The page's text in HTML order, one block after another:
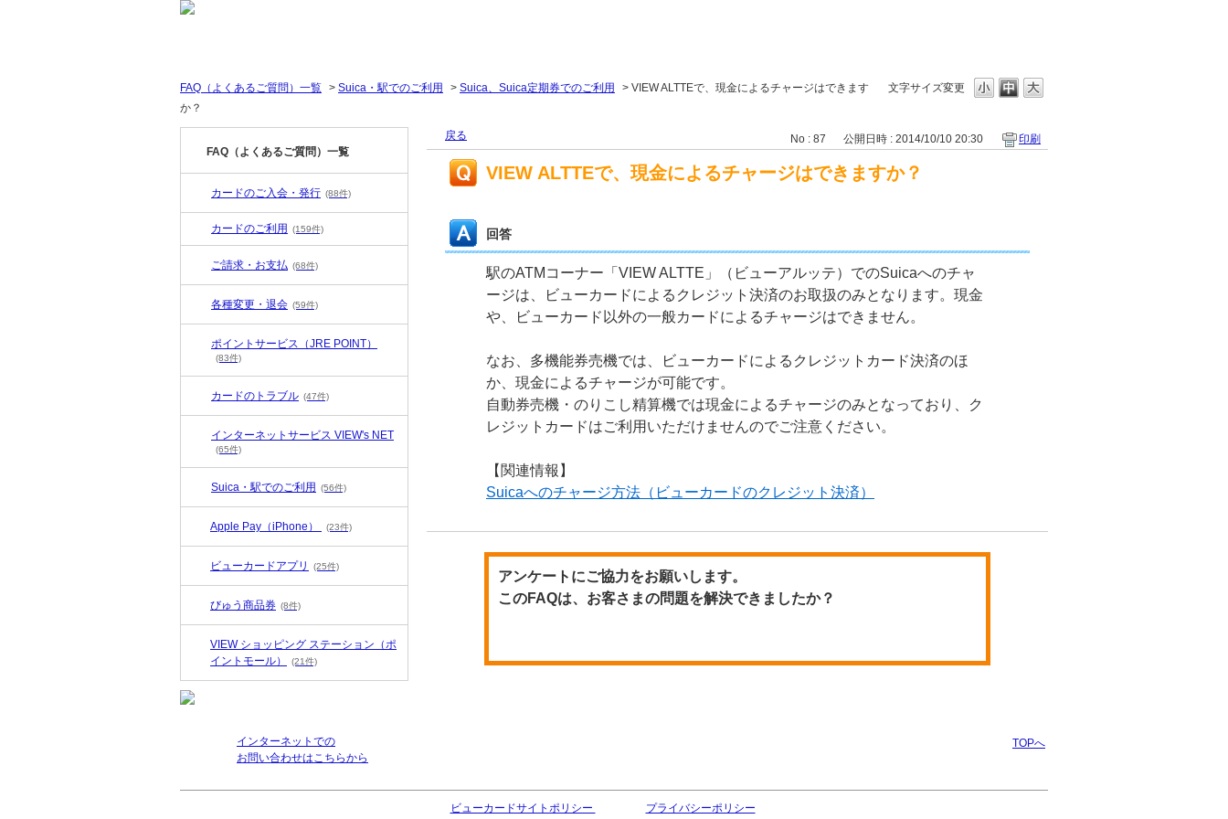
文字サイズ変更
FAQ（よくあるご質問）一覧 > Suica・駅でのご利用 > Suica、Suica定期券でのご利用 > VIEW ALTTEで、現金によるチャージはできます
か？
FAQ（よくあるご質問）一覧
カードのご入会・発行 (88件)
カードのご利用 (159件)
ご請求・お支払 (68件)
各種変更・退会 (59件)
ポイントサービス（JRE POINT）
(83件)
カードのトラブル (47件)
インターネットサービス VIEW's NET
(65件)
Suica・駅でのご利用 (56件)
Apple Pay（iPhone） (23件)
ビューカードアプリ (25件)
びゅう商品券 (8件)
VIEW ショッピング ステーション（ポ
イントモール）
(21件)
インターネットでの
お問い合わせはこちらから
戻る No : 87 公開日時 : 2014/10/10 20:30 印刷
VIEW ALTTEで、現金によるチャージはできますか？
回答
駅のATMコーナー「VIEW ALTTE」（ビューアルッテ）でのSuicaへのチャ
ージは、ビューカードによるクレジット決済のお取扱のみとなります。現金
や、ビューカード以外の一般カードによるチャージはできません。
なお、多機能券売機では、ビューカードによるクレジットカード決済のほ
か、現金によるチャージが可能です。
自動券売機・のりこし精算機では現金によるチャージのみとなっており、ク
レジットカードはご利用いただけませんのでご注意ください。
【関連情報】
Suicaへのチャージ方法（ビューカードのクレジット決済）
アンケートにご協力をお願いします。
このFAQは、お客さまの問題を解決できましたか？
TOPへ
ビューカードサイトポリシー プライバシーポリシー